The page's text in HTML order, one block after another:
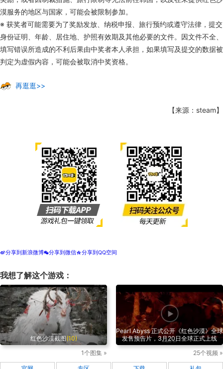
漠服务的地区与国家，可能会被限制参加。
※ 获奖者可能需要为了奖励发放、纳税申报、旅行预约或遵守法律，提交
身份证明、年龄、居住地、护照有效期及其他必要的文件。因文件不全、
填写错误所造成的不利后果由中奖者本人承担，如果填写及提交的数据被
判定为虚假内容，可能会被取消中奖资格。
再逛逛>>
【来源：steam】
t分享到新浪微博w分享到微信z分享到QQ空间
我想了解这个游戏：
红色沙漠截图(10)
1个图集 »
Pearl Abyss 正式公开《红色沙漠》全球
发售预告片，3月20日全球正式上线
25个视频 »